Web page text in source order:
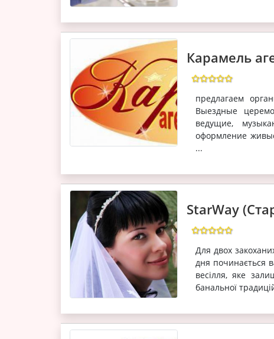
Карамель
предлагаем
Выездные
ведущие,
оформление
...
StarWay
Для двох
дня починається
весілля, яке
банальної